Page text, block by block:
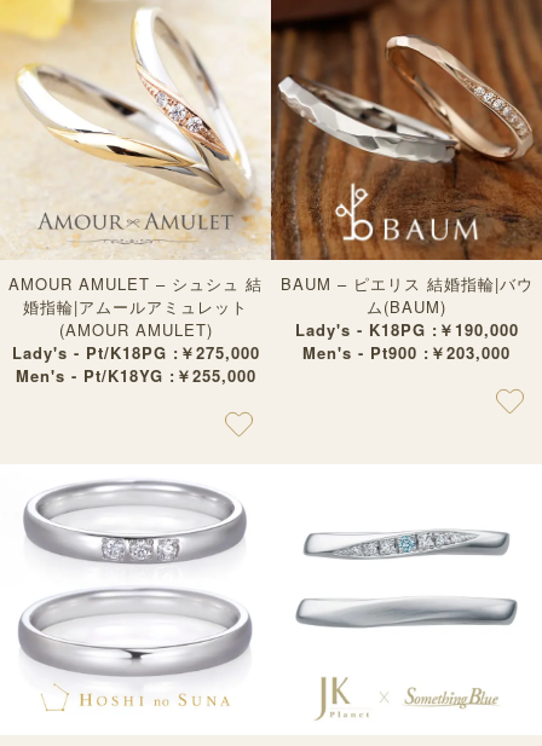
AMOUR AMULET – シュシュ 結
婚指輪|アムールアミュレット
(AMOUR AMULET)
Lady's - Pt/K18PG :￥275,000
Men's - Pt/K18YG :￥255,000
BAUM – ピエリス 結婚指輪|バウ
ム(BAUM)
Lady's - K18PG :￥190,000
Men's - Pt900 :￥203,000